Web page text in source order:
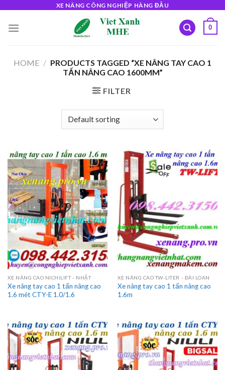
content
XE NÂNG CÔNG NGHIỆP HÀNG ĐẦU
0
HOME / PRODUCTS TAGGED “XE NÂNG TAY CAO 1
TẤN NÂNG CAO 1600MM”
FILTER
XE NÂNG CAO NICHILIFT - NHẬT
Xe nâng tay cao 1 tấn nâng cao
1.6 mét CTY-E 1.0/1.6
XE NÂNG CAO TW-LITER - ĐÀI LOAN
Xe nâng tay cao 1 tấn nâng cao
1.6m